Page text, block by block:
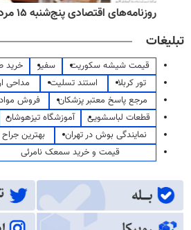
روزنامه‌های اقتصادی پنج‌شنبه ۱۵ مرداد ۱۴۰۵
تبلیغات
قیمت شیشه سکوریت سفیر خرید
تور کربلا
استند تسلیت مداحی
مرجع پاسخ معتبر پزشکان
فروش
قطعات لباسشویی
آموزشگاه تیزهوشان
نمایندگی بوش در تهران
بهترین
قیمت و خرید سمعک نامرئی